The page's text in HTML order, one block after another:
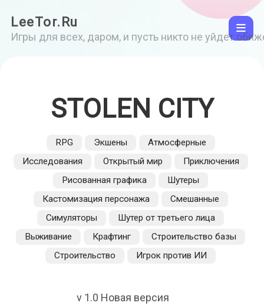
LeeTor.Ru
Игры для всех, даром, и пусть никто не уйдет
STOLEN CITY
RPG Экшены
Атмосферные
Исследования
Открытый мир
Приключения
Рисованная графика
Шутеры
Кастомизация персонажа
Смешанные
Симуляторы
Шутер от третьего лица
Выживание
Крафтинг
Строительство базы
Строительство
Игрок против ИИ
v 1.0 Новая версия